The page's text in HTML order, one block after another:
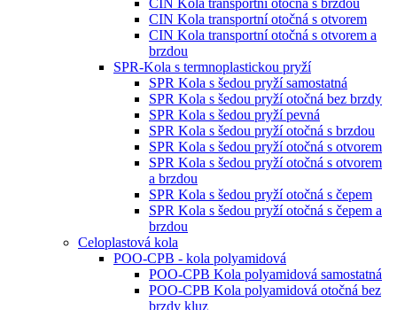
CIN Kola transportní otočná s brzdou
CIN Kola transportní otočná s otvorem
CIN Kola transportní otočná s otvorem a
brzdou
SPR-Kola s termnoplastickou pryží
SPR Kola s šedou pryží samostatná
SPR Kola s šedou pryží otočná bez brzdy
SPR Kola s šedou pryží pevná
SPR Kola s šedou pryží otočná s brzdou
SPR Kola s šedou pryží otočná s otvorem
SPR Kola s šedou pryží otočná s otvorem
a brzdou
SPR Kola s šedou pryží otočná s čepem
SPR Kola s šedou pryží otočná s čepem a
brzdou
Celoplastová kola
POO-CPB - kola polyamidová
POO-CPB Kola polyamidová samostatná
POO-CPB Kola polyamidová otočná bez
brzdy kluz